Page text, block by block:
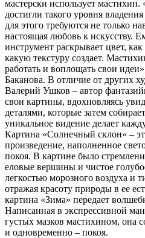
мастерски использует
достигли такого уровня
для этого требуются не только
настоящая любовь к искусству.
инструмент раскрывает цвет,
какую текстуру создает.
работать и воплощать свои
Баканова. В отличие от других
Валерий Ушков – автор
свои картины, вдохновляясь
деталями, которые затем
уникальное видение делает
Картина «Солнечный склон» –
произведение, наполненное
покоя. В картине было
еловые вершины и чистое
легкостью морозного воздуха и
отражая красоту природы в ее
картина «Зима» передает
Написанная в экспрессивной
густых мазков мастихином, она
и одновременно – покоя.